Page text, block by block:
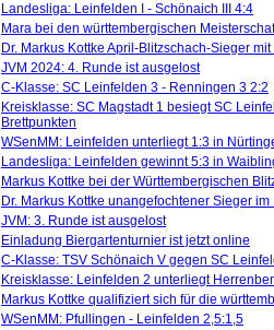
Landesliga: Leinfelden I - Schönaich III 4:4
Mara bei den württembergischen
Dr. Markus Kottke April-Blitzschach-Sieger
JVM 2024: 4. Runde ist ausgelost
C-Klasse: SC Leinfelden 3 - Renningen 3 2:2
Kreisklasse: SC Magstadt 1 besiegt SC
Brettpunkten
WSenMM: Leinfelden unterliegt 1:3 in
Landesliga: Leinfelden gewinnt 5:3 in
Markus Kottke bei der Württembergischen
Dr. Markus Kottke unangefochtener Sieger
JVM: 3. Runde ist ausgelost
Einladung Biergartenturnier ist jetzt online
C-Klasse: TSV Schönaich V gegen SC
Kreisklasse: Leinfelden 2 unterliegt
Markus Kottke qualifiziert sich für die
WSenMM: Pfullingen - Leinfelden 2,5:1,5